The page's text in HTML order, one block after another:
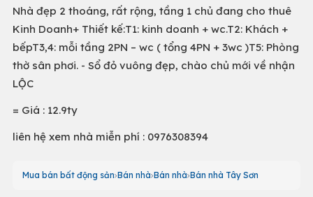
Nhà đẹp 2 thoáng, rất rộng, tầng 1 chủ đang cho thuê
Kinh Doanh+ Thiết kế:T1: kinh doanh + wc.T2: Khách +
bếpT3,4: mỗi tầng 2PN – wc ( tổng 4PN + 3wc )T5: Phòng
thờ sân phơi. - Sổ đỏ vuông đẹp, chào chủ mới về nhận
LỘC
= Giá : 12.9ty
liên hệ xem nhà miễn phí : 0976308394
Mua bán bất động sản Bán nhà Bán nhà Bán nhà Tây Sơn